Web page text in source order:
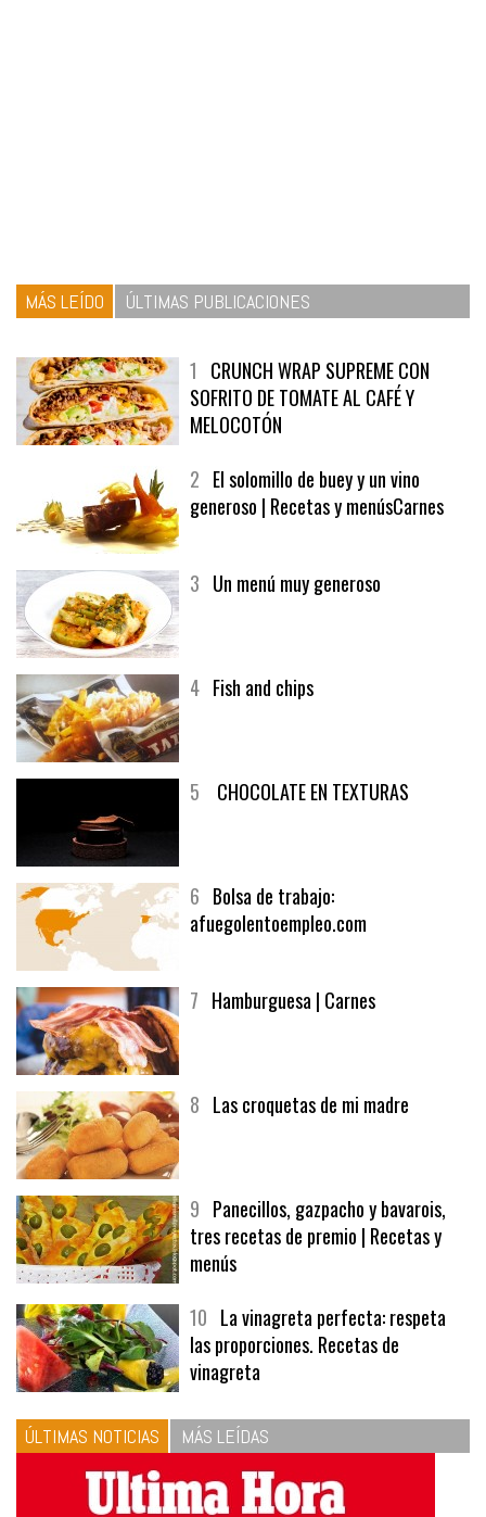
MÁS LEÍDO ÚLTIMAS PUBLICACIONES
1 CRUNCH WRAP SUPREME CON
SOFRITO DE TOMATE AL CAFÉ Y
MELOCOTÓN
2 El solomillo de buey y un vino
generoso | Recetas y menúsCarnes
3 Un menú muy generoso
4 Fish and chips
5 CHOCOLATE EN TEXTURAS
6 Bolsa de trabajo:
afuegolentoempleo.com
7 Hamburguesa | Carnes
8 Las croquetas de mi madre
9 Panecillos, gazpacho y bavarois,
tres recetas de premio | Recetas y
menús
10 La vinagreta perfecta: respeta
las proporciones. Recetas de
vinagreta
ÚLTIMAS NOTICIAS MÁS LEÍDAS